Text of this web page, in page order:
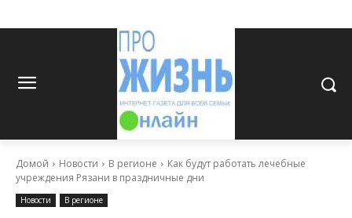
Домой Новости В регионе
Как будут работать лечебные
учреждения Рязани в праздничные дни
Новости В регионе